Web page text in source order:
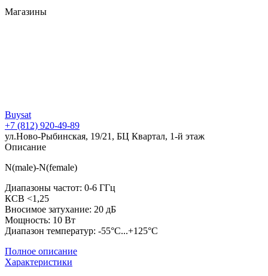
Магазины
Buysat
+7 (812) 920-49-89
ул.Ново-Рыбинская, 19/21, БЦ Квартал, 1-й этаж
Описание
N(male)-N(female)
Диапазоны частот: 0-6 ГГц
КСВ <1,25
Вносимое затухание: 20 дБ
Мощность: 10 Вт
Диапазон температур: -55°C...+125°C
Полное описание
Характеристики